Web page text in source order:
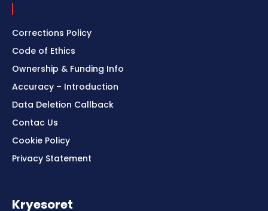
Corrections Policy
Code of Ethics
Ownership & Funding Info
Accuracy – Introduction
Data Deletion Callback
Contac Us
Cookie Policy
Privacy Statement
Kryesoret